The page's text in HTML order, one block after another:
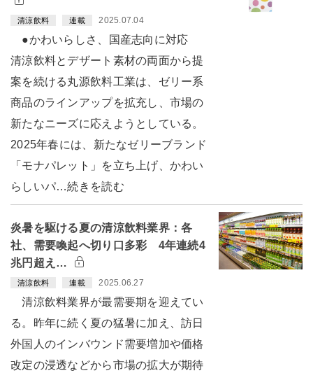
清涼飲料 連載 2025.07.04
●かわいらしさ、国産志向に対応
清涼飲料とデザート素材の両面から提
案を続ける丸源飲料工業は、ゼリー系
商品のラインアップを拡充し、市場の
新たなニーズに応えようとしている。
2025年春には、新たなゼリーブランド
「モナパレット」を立ち上げ、かわい
らしいパ…続きを読む
炎暑を駆ける夏の清涼飲料業界：各
社、需要喚起へ切り口多彩 4年連続4
兆円超え…
清涼飲料 連載 2025.06.27
清涼飲料業界が最需要期を迎えてい
る。昨年に続く夏の猛暑に加え、訪日
外国人のインバウンド需要増加や価格
改定の浸透などから市場の拡大が期待